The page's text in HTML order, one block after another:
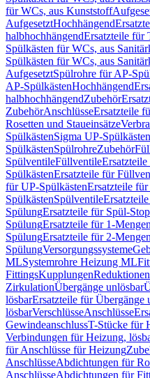
für WCs, aus Kunststoff
AufgesetztHochhängend
halbhochhängendErsatzteile für
Spülkästen für WCs, aus
Spülkästen für WCs, aus
AufgesetztSpülrohre für AP-
AP-SpülkästenHochhängend
halbhochhängendZubehör
ZubehörAnschlüsseErsatzteile
Rosetten und Staueinsätze
SpülkästenSigma UP-Spülkästen
SpülkästenSpülrohreZubehör
SpülventileFüllventile
SpülkästenErsatzteile für
für UP-SpülkästenErsatzteile
SpülkästenSpülventile
SpülungErsatzteile für Spül-
SpülungErsatzteile für 1-
SpülungErsatzteile für 2-
SpülungVersorgungssysteme
MLSystemrohre Heizung ML
FittingsKupplungenReduktionen
ZirkulationÜbergänge unlösbar
lösbarErsatzteile für Übergänge
lösbarVerschlüsseAnschlüsse
GewindeanschlussT-Stücke für
Verbindungen für Heizung,
für Anschlüsse für Heizung
AnschlüsseAbdichtungen für
AnschlüsseAbdichtungen für